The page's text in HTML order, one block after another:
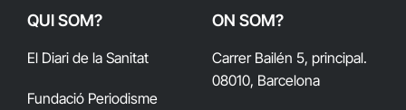
QUI SOM?
El Diari de la Sanitat
Fundació Periodisme
ON SOM?
Carrer Bailén 5, principal.
08010, Barcelona